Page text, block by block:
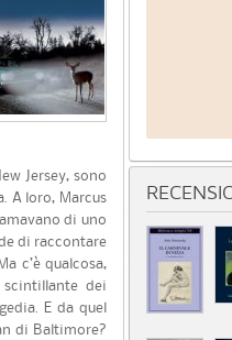
Jersey, sono
A loro, Marcus
di uno
di raccontare
c’è qualcosa,
dei
E da quel
di Baltimore?